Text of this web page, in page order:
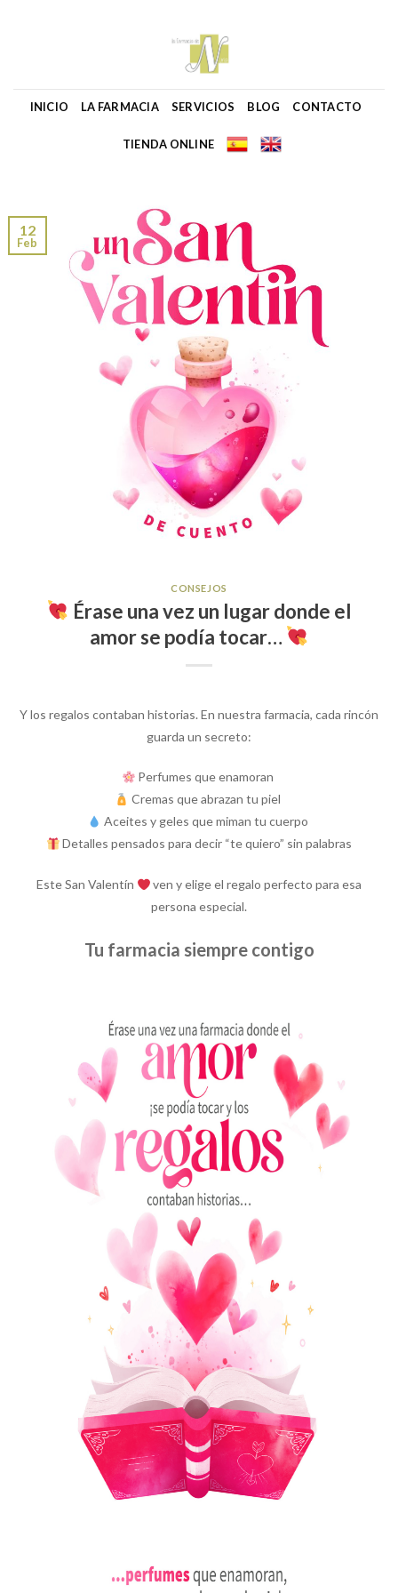
INICIO LA FARMACIA SERVICIOS BLOG CONTACTO
TIENDA ONLINE
12
Feb
CONSEJOS
Érase una vez un lugar donde el
amor se podía tocar…
Y los regalos contaban historias. En nuestra farmacia, cada rincón
guarda un secreto:
Perfumes que enamoran
Cremas que abrazan tu piel
Aceites y geles que miman tu cuerpo
Detalles pensados para decir “te quiero” sin palabras
Este San Valentín
ven y elige el regalo perfecto para esa
persona especial.
Tu farmacia siempre contigo